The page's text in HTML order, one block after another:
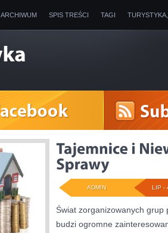
ARCHIWUM SPIS TREŚCI TAGI
LIP -
ADMIN
Świat zorganizowanych grup
budzi ogromne